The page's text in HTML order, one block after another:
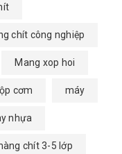
chít công nghiệp
Mang xop hoi
cơm máy
nhựa
chít 3-5 lớp